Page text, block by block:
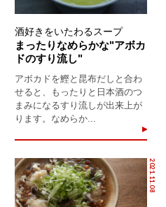
酒好きをいたわるスープ
まったりなめらかな"アボカ
ドのすり流し"
アボカドを鰹と昆布だしと合わ
せると、もったりと日本酒のつ
まみになるすり流しが出来上が
ります。なめらか...
2021.11.08